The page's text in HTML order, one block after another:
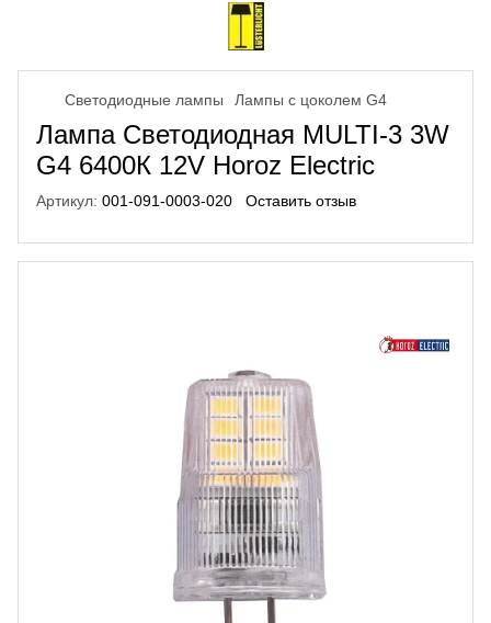
Светодиодные лампы Лампы с цоколем G4
Лампа Светодиодная MULTI-3 3W
G4 6400К 12V Horoz Electric
Артикул: 001-091-0003-020 Оставить отзыв